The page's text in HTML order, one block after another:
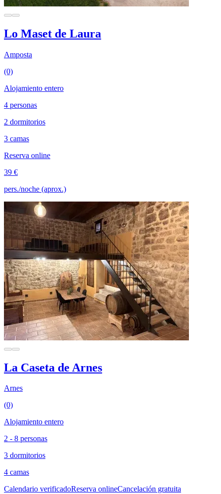
Lo Maset de Laura
Amposta
(0)
Alojamiento entero
4 personas
2 dormitorios
3 camas
Reserva online
39 €
pers./noche (aprox.)
La Caseta de Arnes
Arnes
(0)
Alojamiento entero
2 - 8 personas
3 dormitorios
4 camas
Calendario verificadoReserva onlineCancelación gratuita